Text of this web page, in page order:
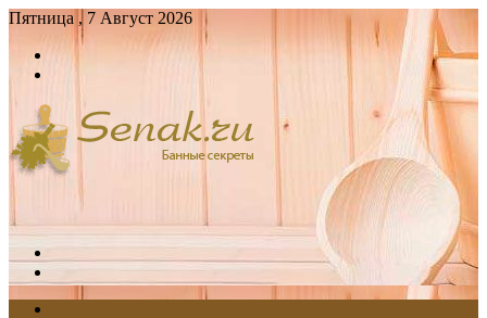
Пятница , 7 Август 2026
Войти
skin